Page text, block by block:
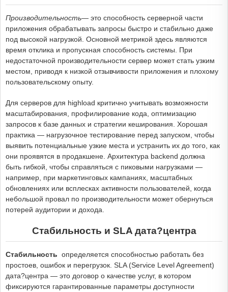
Производительность— это способность серверной части
приложения обрабатывать запросы быстро и стабильно даже
под высокой нагрузкой. Основной метрикой здесь являются
время отклика и пропускная способность системы. При
недостаточной производительности сервер может стать узким
местом, приводя к низкой отзывчивости приложения и плохому
пользовательскому опыту.
Для серверов для highload критично учитывать возможности
масштабирования, профилирование кода, оптимизацию
запросов к базе данных и стратегии кеширования. Хорошая
практика — нагрузочное тестирование перед запуском, чтобы
выявить потенциальные узкие места и устранить их до того, как
они проявятся в продакшене. Архитектура backend должна
быть гибкой, чтобы справляться с пиковыми нагрузками —
например, при маркетинговых кампаниях, масштабных
обновлениях или всплесках активности пользователей, когда
небольшой провал по производительности может обернуться
потерей аудитории и дохода.
Стабильность и SLA дата?центра
Стабильность определяется способностью работать без
простоев, ошибок и перегрузок. SLA (Service Level Agreement)
дата?центра — это договор о качестве услуг, в котором
фиксируются гарантированные параметры доступности